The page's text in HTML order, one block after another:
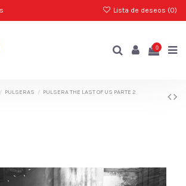
Lista de deseos (0)
0
PULSERAS
PULSERA THE LAST OF US PARTE 2